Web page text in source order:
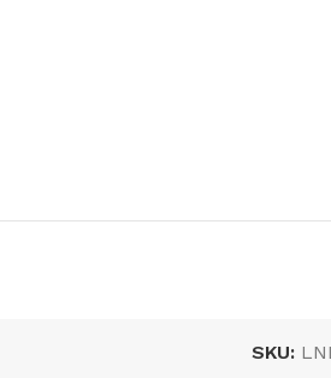
ProductosSKU: